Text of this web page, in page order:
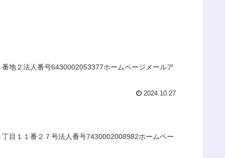
地２法人番号6430002053377ホームページメールア
2024.10.27
目１１番２７号法人番号7430002008982ホームペー